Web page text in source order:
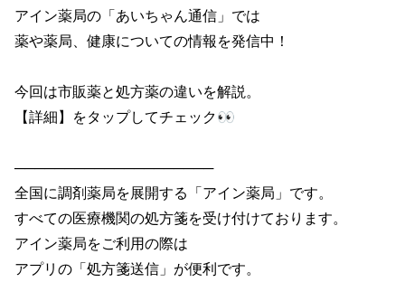
アイン薬局の「あいちゃん通信」では
薬や薬局、健康についての情報を発信中！
今回は市販薬と処方薬の違いを解説。
【詳細】をタップしてチェック👀
────────────────────
全国に調剤薬局を展開する「アイン薬局」です。
すべての医療機関の処方箋を受け付けております。
アイン薬局をご利用の際は
アプリの「処方箋送信」が便利です。